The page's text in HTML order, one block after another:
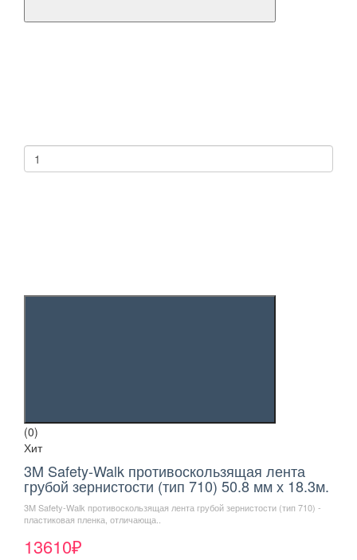
(0)
Хит
3M Safety-Walk противоскользящая лента
грубой зернистости (тип 710) 50.8 мм х 18.3м.
3M Safety-Walk противоскользящая лента грубой зернистости (тип 710) -
пластиковая пленка, отличающа..
13610₽